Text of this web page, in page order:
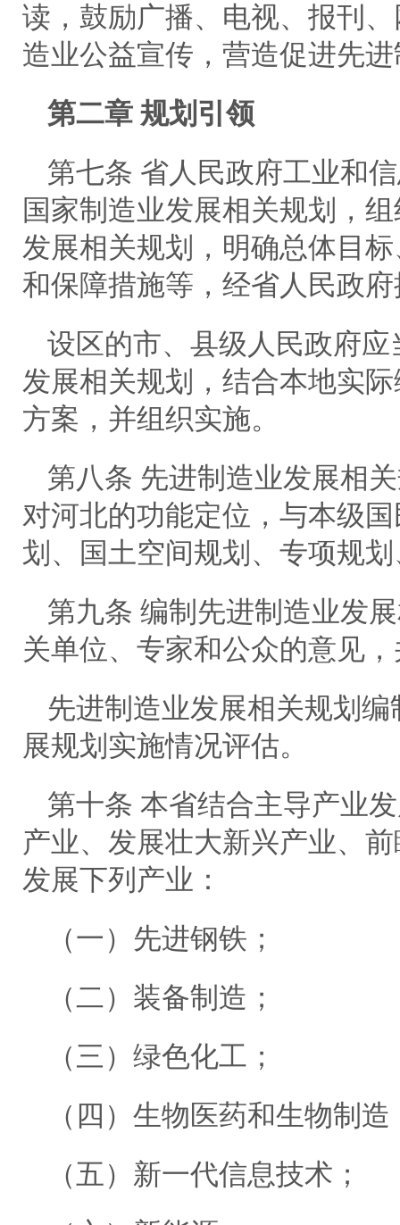
读，鼓励广播、电视、报刊
造业公益宣传，营造促进先
第二章 规划引领
第七条 省人民政府工业和
国家制造业发展相关规划，
发展相关规划，明确总体目
和保障措施等，经省人民政
设区的市、县级人民政府
发展相关规划，结合本地实
方案，并组织实施。
第八条 先进制造业发展相
对河北的功能定位，与本级
划、国土空间规划、专项规
第九条 编制先进制造业发
关单位、专家和公众的意见
先进制造业发展相关规划
展规划实施情况评估。
第十条 本省结合主导产业
产业、发展壮大新兴产业、
发展下列产业：
（一）先进钢铁；
（二）装备制造；
（三）绿色化工；
（四）生物医药和生物制造
（五）新一代信息技术；